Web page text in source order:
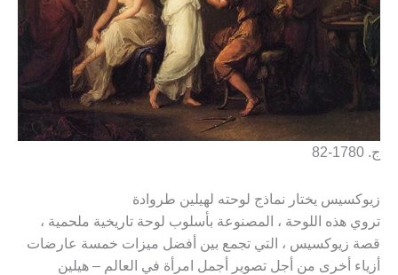
ج. 1780-82
زيوكسيس يختار نماذج لوحته لهيلين طروادة
تروي هذه اللوحة ، المصنوعة بأسلوب لوحة تاريخية ملحمية ،
قصة زيوكسيس ، التي تجمع بين أفضل ميزات خمسة عارضات
أزياء أخرى من أجل تصوير أجمل امرأة في العالم – هيلين